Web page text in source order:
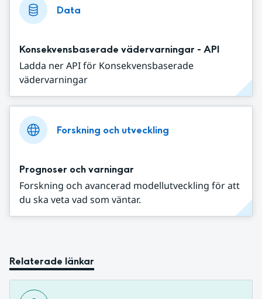
Data
Konsekvensbaserade vädervarningar - API
Ladda ner API för Konsekvensbaserade
vädervarningar
Forskning och utveckling
Prognoser och varningar
Forskning och avancerad modellutveckling för att
du ska veta vad som väntar.
Relaterade länkar